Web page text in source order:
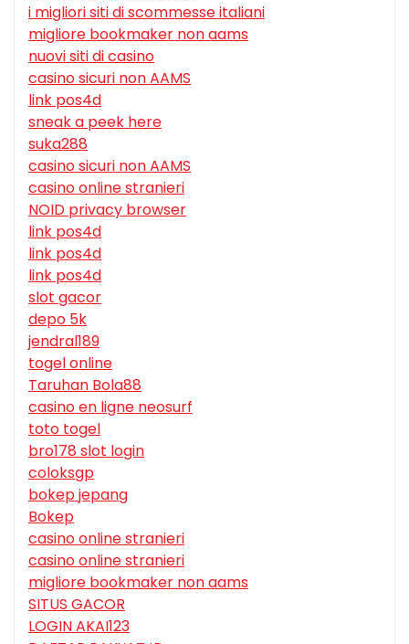
i migliori siti di scommesse italiani
migliore bookmaker non aams
nuovi siti di casino
casino sicuri non AAMS
link pos4d
sneak a peek here
suka288
casino sicuri non AAMS
casino online stranieri
NOID privacy browser
link pos4d
link pos4d
link pos4d
slot gacor
depo 5k
jendral189
togel online
Taruhan Bola88
casino en ligne neosurf
toto togel
bro178 slot login
coloksgp
bokep jepang
Bokep
casino online stranieri
casino online stranieri
migliore bookmaker non aams
SITUS GACOR
LOGIN AKAI123